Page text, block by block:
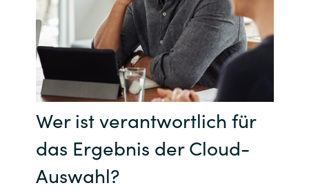
Wer ist verantwortlich für
das Ergebnis der Cloud-
Auswahl?